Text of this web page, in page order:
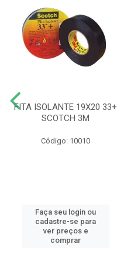
FITA ISOLANTE 19X20 33+
SCOTCH 3M
Código: 10010
Faça seu login ou
cadastre-se para
ver preços e
comprar